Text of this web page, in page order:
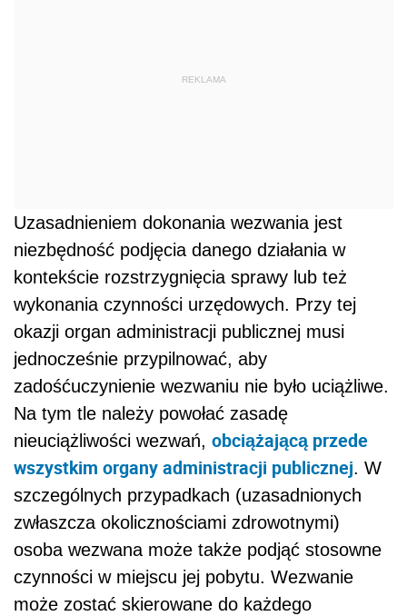
REKLAMA
Uzasadnieniem dokonania wezwania jest
niezbędność podjęcia danego działania w
kontekście rozstrzygnięcia sprawy lub też
wykonania czynności urzędowych. Przy tej
okazji organ administracji publicznej musi
jednocześnie przypilnować, aby
zadośćuczynienie wezwaniu nie było uciążliwe.
Na tym tle należy powołać zasadę
nieuciążliwości wezwań, obciążającą przede
wszystkim organy administracji publicznej. W
szczególnych przypadkach (uzasadnionych
zwłaszcza okolicznościami zdrowotnymi)
osoba wezwana może także podjąć stosowne
czynności w miejscu jej pobytu. Wezwanie
może zostać skierowane do każdego